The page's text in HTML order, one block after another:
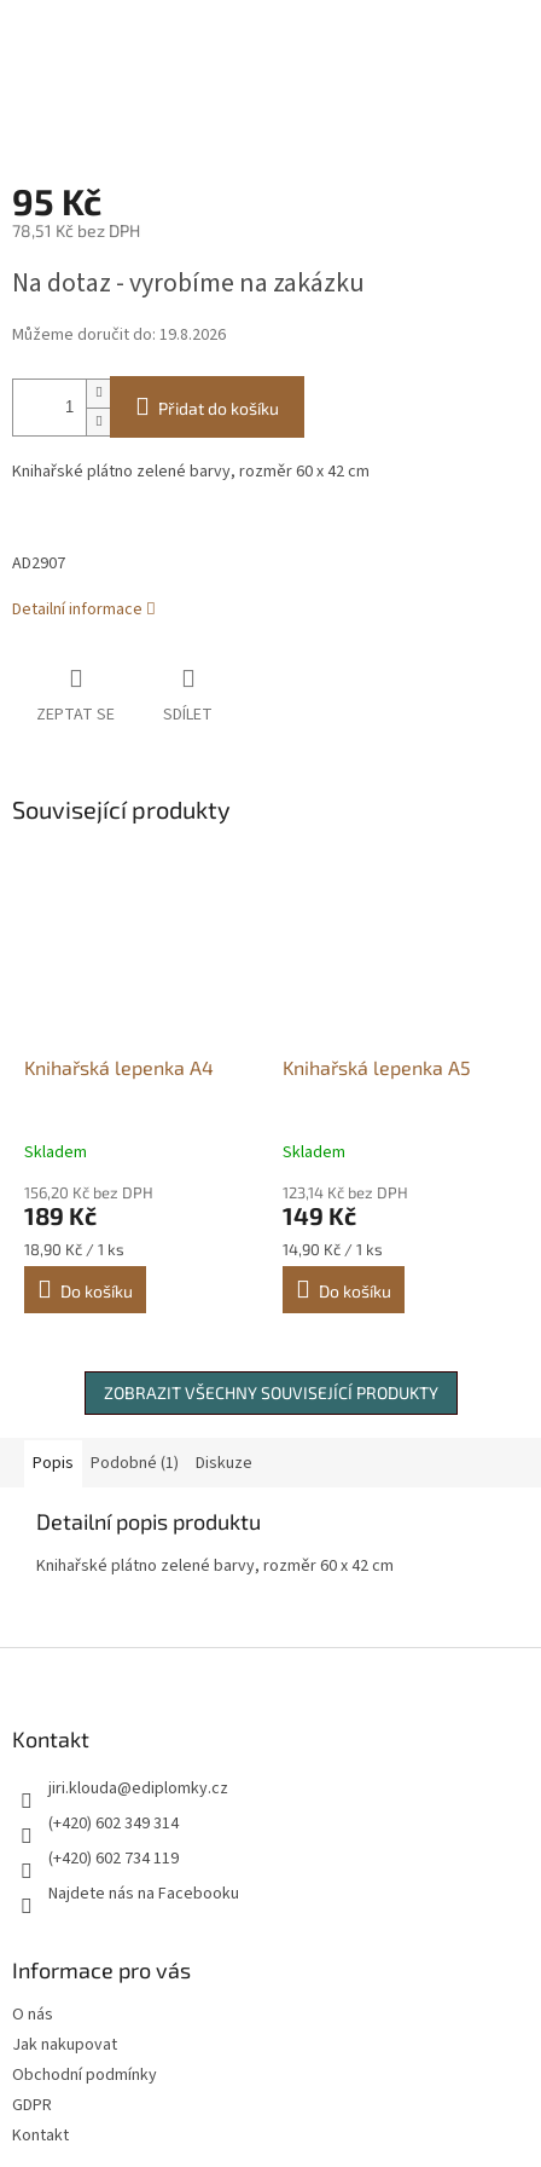
95 Kč
78,51 Kč bez DPH
cena:
Na dotaz - vyrobíme na zakázku
Můžeme doručit do: 19.8.2026
Přidat do košíku
Knihařské plátno zelené barvy, rozměr 60 x 42 cm
AD2907
Detailní informace
ZEPTAT SE SDÍLET
Související produkty
Knihařská lepenka A4
Skladem
156,20 Kč bez DPH
189 Kč
Měrná
cena:
18,90 Kč / 1 ks
Do košíku
Knihařská lepenka A5
Skladem
123,14 Kč bez DPH
149 Kč
Měrná
cena:
14,90 Kč / 1 ks
Do košíku
ZOBRAZIT VŠECHNY SOUVISEJÍCÍ PRODUKTY
Popis Podobné (1) Diskuze
Detailní popis produktu
Knihařské plátno zelené barvy, rozměr 60 x 42 cm
Kontakt
jiri.klouda@ediplomky.cz
(+420) 602 349 314
(+420) 602 734 119
Najdete nás na Facebooku
Informace pro vás
O nás
Jak nakupovat
Obchodní podmínky
GDPR
Kontakt